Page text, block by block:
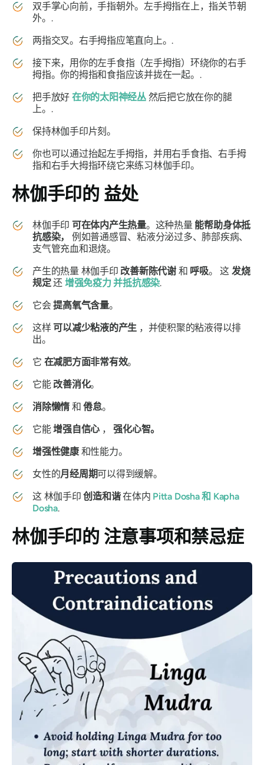
双手掌心向前，手指朝外。左手拇指在上，指关节朝
外。.
两指交叉。右手拇指应笔直向上。.
接下来，用你的左手食指（左手拇指）环绕你的右手
拇指。你的拇指和食指应该并拢在一起。.
把手放好 在你的太阳神经丛然后把它放在你的腿
上。.
保持林伽手印片刻。
你也可以通过抬起左手拇指，并用右手食指、右手拇
指和右手大拇指环绕它来练习林伽手印。
林伽手印的益处
林伽手印 可在体内产生热量。这种热量 能帮助身体抵
抗感染，
例如普通感冒、粘液分泌过多、肺部疾病、
支气管充血和退烧。
产生的热量 林伽手印 改善新陈代谢和 呼吸。 这 发烧
规定还 增强免疫力并抵抗感染.
它会提高氧气含量。
这样 可以减少粘液的产生 ，并使积聚的粘液得以排
出。
它 在减肥方面非常有效。
它能 改善消化。
消除懒惰 和倦怠。
它能增强自信心 ，强化心智。
增强性健康和性能力。
女性的月经周期可以得到缓解。
这 林伽手印 创造和谐在体内 Pitta Dosha和 Kapha
Dosha.
林伽手印的注意事项和禁忌症